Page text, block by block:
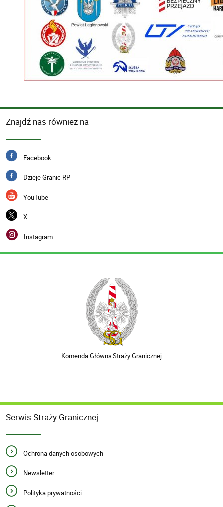
Znajdź nas również na
Facebook
Dzieje Granic RP
YouTube
X
Instagram
Komenda Główna Straży Granicznej
Serwis Straży Granicznej
Ochrona danych osobowych
Newsletter
Polityka prywatności